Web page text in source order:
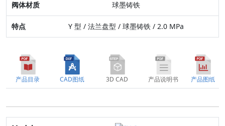
球墨铸铁
Y 型 / 法兰盘型 / 球墨铸铁 / 2.0 MPa
产品目录 CAD图纸 3D CAD 产品说明书 产品图纸